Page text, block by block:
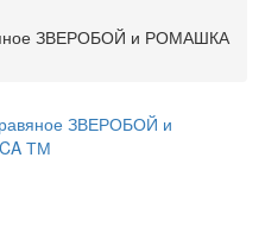
ЗВЕРОБОЙ и РОМАШКА